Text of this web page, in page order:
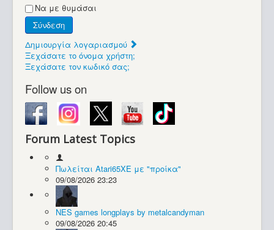
Συλλογές / Projects
Να με θυμάσαι
Σύνδεση
Δημιουργία λογαριασμού
Ξεχάσατε το όνομα χρήστη;
Ξεχάσατε τον κωδικό σας;
Follow us on
Forum Latest Topics
Πωλείται Atari65XE με "προίκα"
09/08/2026 23:23
NES games longplays by metalcandyman
09/08/2026 20:45